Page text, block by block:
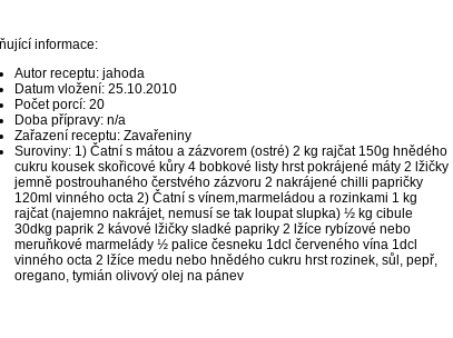
informace:
Autor receptu: jahoda
Datum vložení: 25.10.2010
Počet porcí: 20
Doba přípravy: n/a
Zařazení receptu: Zavařeniny
Suroviny: 1) Čatní s mátou a zázvorem (ostré) 2 kg rajčat 150g hnědého
cukru kousek skořicové kůry 4 bobkové listy hrst pokrájené máty 2 lžičky
jemně postrouhaného čerstvého zázvoru 2 nakrájené chilli papričky
120ml vinného octa 2) Čatní s vínem,marmeládou a rozinkami 1 kg
rajčat (najemno nakrájet, nemusí se tak loupat slupka) ½ kg cibule
30dkg paprik 2 kávové lžičky sladké papriky 2 lžíce rybízové nebo
meruňkové marmelády ½ palice česneku 1dcl červeného vína 1dcl
vinného octa 2 lžíce medu nebo hnědého cukru hrst rozinek, sůl, pepř,
oregano, tymián olivový olej na pánev